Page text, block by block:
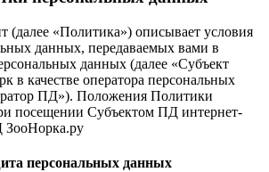
(далее «Политика») описывает условия
данных, передаваемых вами в
данных (далее «Субъект
в качестве оператора персональных
ПД»). Положения Политики
посещении Субъектом ПД интернет-
ЗооНорка.ру
персональных данных